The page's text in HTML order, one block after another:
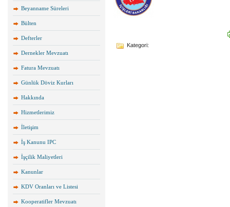
Beyanname Süreleri
Bülten
Defterler
Dernekler Mevzuatı
Fatura Mevzuatı
Günlük Döviz Kurları
Hakkında
Hizmetlerimiz
İletişim
İş Kanunu IPC
İşçilik Maliyetleri
Kanunlar
KDV Oranları ve Listesi
Kooperatifler Mevzuatı
Kategori: